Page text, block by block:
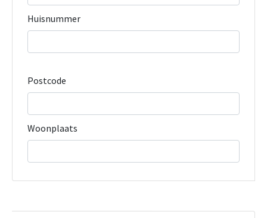
Huisnummer
Postcode
Woonplaats